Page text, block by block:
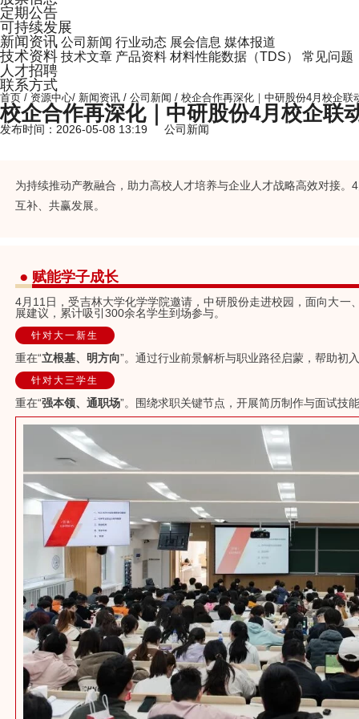
定期公告
可持续发展
新闻资讯 公司新闻 行业动态 展会信息 媒体报道
技术资料 技术文章 产品资料 材料性能数据（TDS） 常见问题
人才招聘
联系方式
首页 / 资源中心/ 新闻资讯 / 公司新闻 / 校企合作再深化｜中研股份4月校企联
校企合作再深化｜中研股份4月校企联
发布时间：2026-05-08 13:19 公司新闻
为持续推动产教融合，助力高校人才培养与企业人才战略高效对接。
互补、共赢发展。
● 赋能学子成长
4月11日，受吉林大学化学学院邀请，中研股份走进校园，面向大
展建议，累计吸引300余名学生到场参与。
针对大一新生
重在“立根基、明方向”。通过行业前景解析与职业路径启蒙，帮助初
针对大三学生
重在“强本领、通职场”。围绕求职关键节点，开展简历制作与面试技